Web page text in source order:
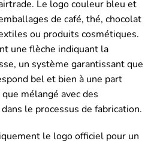
Le logo couleur bleu et
de café, thé, chocolat
ou produits cosmétiques.
une flèche indiquant la
un système garantissant que
bel et bien à une part
mélangé avec des
le processus de fabrication.
le logo officiel pour un